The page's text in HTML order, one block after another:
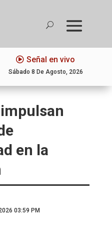
Señal en vivo
Sábado 8 De Agosto, 2026
en la
03:59 PM